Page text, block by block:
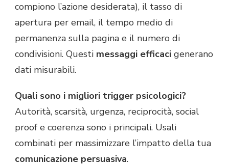
compiono l’azione desiderata), il tasso di
apertura per email, il tempo medio di
permanenza sulla pagina e il numero di
condivisioni. Questi messaggi efficaci generano
dati misurabili.
Quali sono i migliori trigger psicologici?
Autorità, scarsità, urgenza, reciprocità, social
proof e coerenza sono i principali. Usali
combinati per massimizzare l’impatto della tua
comunicazione persuasiva.